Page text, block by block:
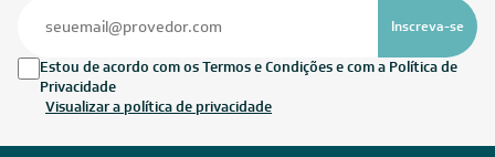
Inscreva-se
Estou de acordo com os Termos e Condições e com a Política de
Privacidade
Visualizar a política de privacidade